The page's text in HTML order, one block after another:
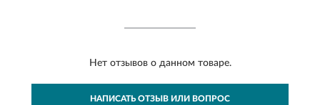
Нет отзывов о данном товаре.
НАПИСАТЬ ОТЗЫВ ИЛИ ВОПРОС